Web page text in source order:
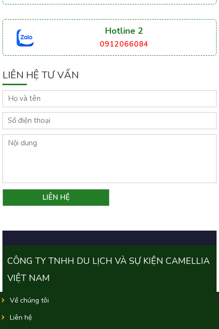
Hotline 2
0912066084
LIÊN HỆ TƯ VẤN
CÔNG TY TNHH DU LỊCH VÀ SỰ KIỆN CAMELLIA
VIỆT NAM
Về chúng tôi
Liên hệ